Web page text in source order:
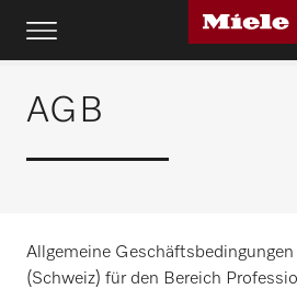
AGB
Allgemeine
(Schweiz) für den Bereich